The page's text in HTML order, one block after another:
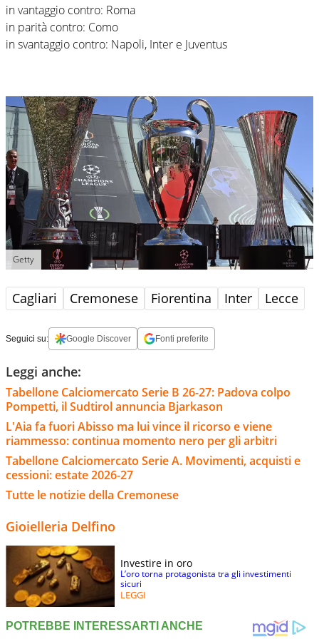
in vantaggio contro: Roma
in parità contro: Como
in svantaggio contro: Napoli, Inter e Juventus
Getty
Cagliari Cremonese Fiorentina Inter Lecce
Seguici su: Google Discover Fonti preferite
Leggi anche:
Tabellone Calciomercato Serie B 26-27: Padova colpo
Pompetti, il Sudtirol annuncia Bjarkason
L'Aia fa fuori Abisso ma lui vince il ricorso e viene
riammesso: continua momento nero per gli arbitri
Tabellone Calciomercato Serie A. Movimenti, acquisti e
cessioni: estate 2026-27
Tutte le notizie della Cremonese
Gioielleria Delfino
Investire in oro
L’oro torna protagonista tra gli investimenti
sicuri
LEGGI